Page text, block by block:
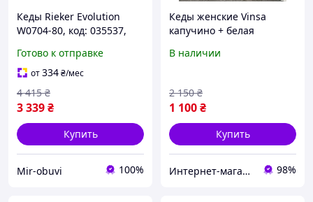
Кеды Rieker Evolution
W0704-80, код: 035537,
Готово к отправке
от334₴/мес
3 339₴
4 415 ₴
Купить
Mir-obuvi 100%
Кеды женские Vinsa
капучино + белая
размеры 37
В наличии
1 100₴
2 150 ₴
Купить
Интернет-магазин "Lite Shop" 98%